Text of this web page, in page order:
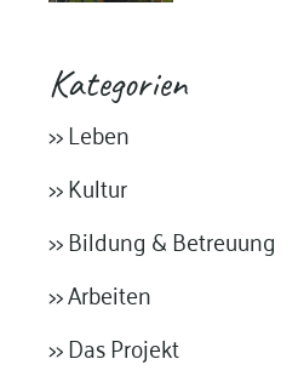
Kategorien
>> Leben
>> Kultur
>> Bildung & Betreuung
>> Arbeiten
>> Das Projekt